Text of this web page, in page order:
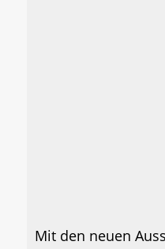
Mit den neuen